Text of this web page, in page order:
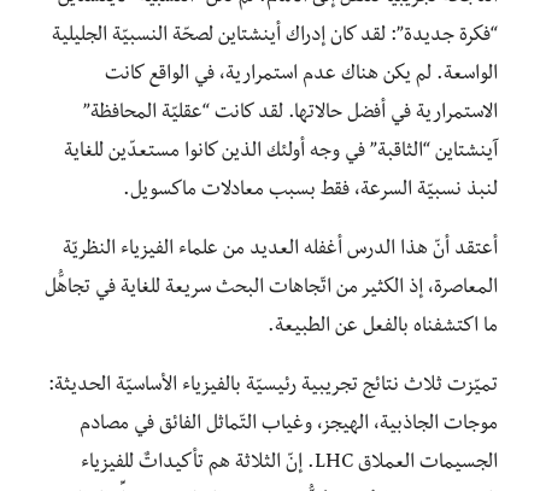
“فكرة جديدة”: لقد كان إدراك أينشتاين لصحّة النسبيّة الجليلية
الواسعة. لم يكن هناك عدم استمرارية، في الواقع كانت
الاستمرارية في أفضل حالاتها. لقد كانت “عقليّة المحافظة”
آينشتاين “الثاقبة” في وجه أولئك الذين كانوا مستعدّين للغاية
لنبذ نسبيّة السرعة، فقط بسبب معادلات ماكسويل.
أعتقد أنّ هذا الدرس أغفله العديد من علماء الفيزياء النظريّة
المعاصرة، إذ الكثير من اتّجاهات البحث سريعة للغاية في تجاهُّل
ما اكتشفناه بالفعل عن الطبيعة.
تميّزت ثلاث نتائج تجريبية رئيسيّة بالفيزياء الأساسيّة الحديثة:
موجات الجاذبية، الهيجز، وغياب التّماثل الفائق في مصادم
الجسيمات العملاق LHC. إنّ الثلاثة هم تأكيداتٌ للفيزياء